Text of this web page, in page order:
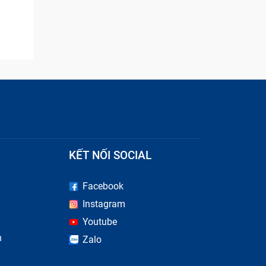
KẾT NỐI SOCIAL
Facebook
Instagram
Youtube
Zalo